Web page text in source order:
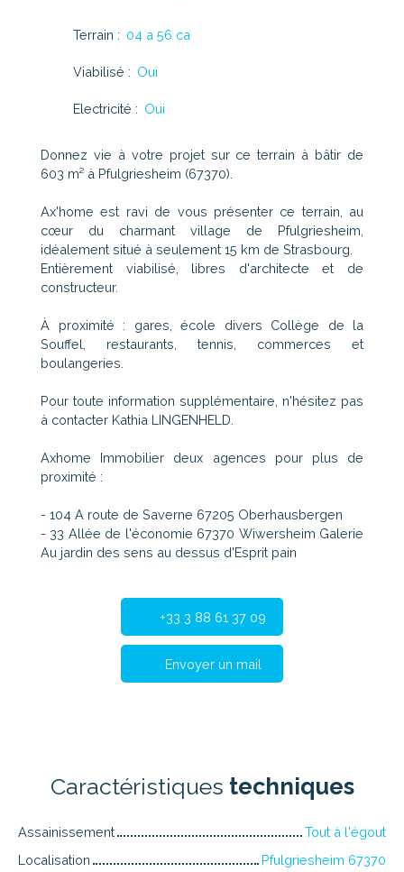
Terrain : 04 a 56 ca
Viabilisé : Oui
Electricité : Oui
Donnez vie à votre projet sur ce terrain à bâtir de
603 m² à Pfulgriesheim (67370).
Ax'home est ravi de vous présenter ce terrain, au
cœur du charmant village de Pfulgriesheim,
idéalement situé à seulement 15 km de Strasbourg.
Entièrement viabilisé, libres d'architecte et de
constructeur.
À proximité : gares, école divers Collège de la
Souffel, restaurants, tennis, commerces et
boulangeries.
Pour toute information supplémentaire, n'hésitez pas
à contacter Kathia LINGENHELD.
Axhome Immobilier deux agences pour plus de
proximité :
- 104 A route de Saverne 67205 Oberhausbergen
- 33 Allée de l'économie 67370 Wiwersheim Galerie
Au jardin des sens au dessus d'Esprit pain
+33 3 88 61 37 09
Envoyer un mail
Caractéristiques techniques
Assainissement
Tout à l'égout
Localisation
Pfulgriesheim 67370